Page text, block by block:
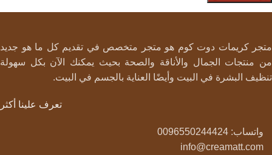
متجر كريمات دوت كوم هو متجر متخصص في تقديم كل ما هو جديد
من منتجات الجمال والأناقة والصحة بحيث يمكنك الآن بكل سهولة
تنظيف البشرة في البيت وأيضًا العناية بالجسم في البيت.
تعرف علينا أكثر
واتساب: 0096550244424
info@creamatt.com